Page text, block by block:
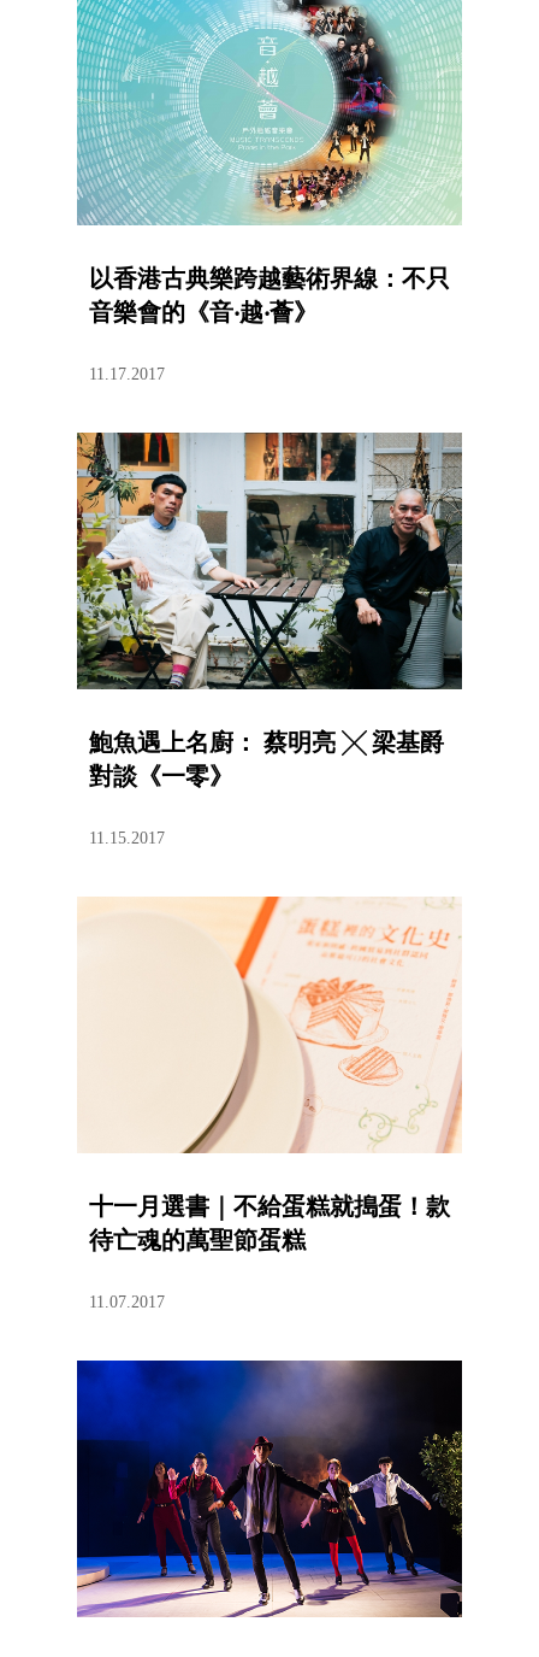
以香港古典樂跨越藝術界線：不只
音樂會的《音‧越‧薈》
11.17.2017
鮑魚遇上名廚： 蔡明亮 ╳ 梁基爵
對談《一零》
11.15.2017
十一月選書｜不給蛋糕就搗蛋！款
待亡魂的萬聖節蛋糕
11.07.2017